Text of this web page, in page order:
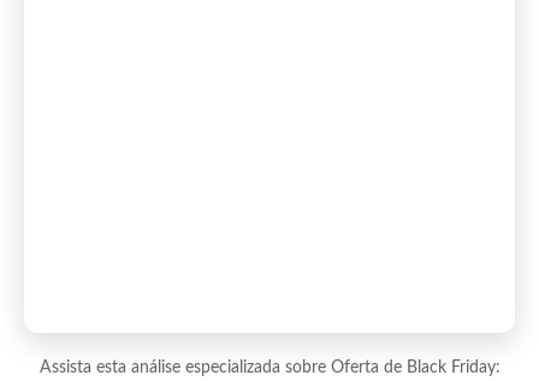
Assista esta análise especializada sobre Oferta de Black Friday: